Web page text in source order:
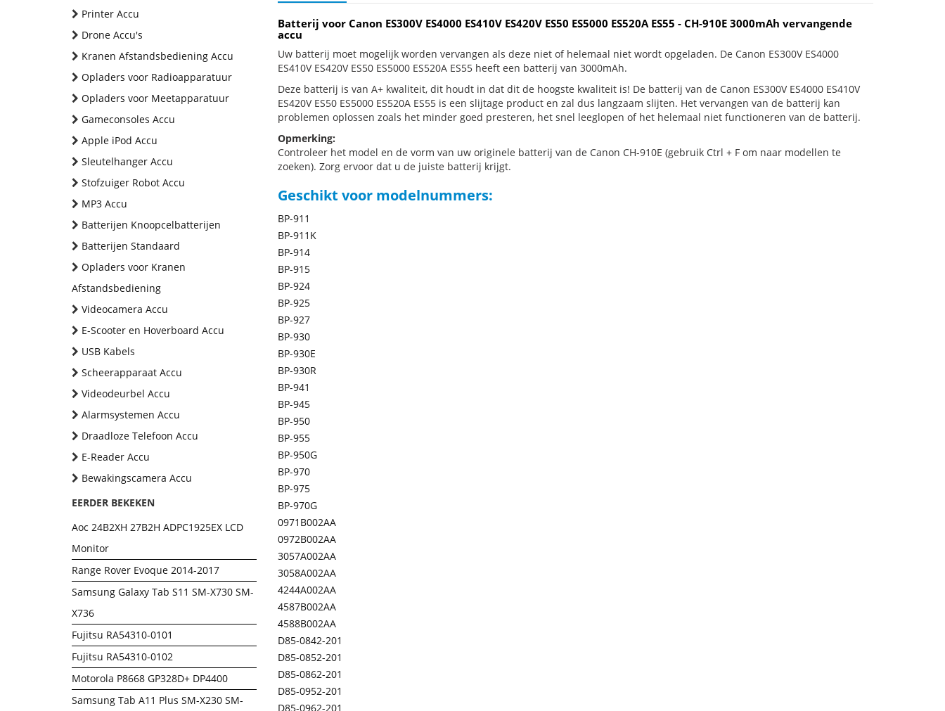
Printer Accu
Drone Accu's
Kranen Afstandsbediening Accu
Opladers voor Radioapparatuur
Opladers voor Meetapparatuur
Gameconsoles Accu
Apple iPod Accu
Sleutelhanger Accu
Stofzuiger Robot Accu
MP3 Accu
Batterijen Knoopcelbatterijen
Batterijen Standaard
Opladers voor Kranen
Afstandsbediening
Videocamera Accu
E-Scooter en Hoverboard Accu
USB Kabels
Scheerapparaat Accu
Videodeurbel Accu
Alarmsystemen Accu
Draadloze Telefoon Accu
E-Reader Accu
Bewakingscamera Accu
EERDER BEKEKEN
Aoc 24B2XH 27B2H ADPC1925EX LCD
Monitor
Range Rover Evoque 2014-2017
Samsung Galaxy Tab S11 SM-X730 SM-
X736
Fujitsu RA54310-0101
Fujitsu RA54310-0102
Motorola P8668 GP328D+ DP4400
Samsung Tab A11 Plus SM-X230 SM-
Batterij voor Canon ES300V ES4000 ES410V ES420V ES50 ES5000 ES520A ES55 - CH-910E 3000mAh vervangende
accu
Uw batterij moet mogelijk worden vervangen als deze niet of helemaal niet wordt opgeladen. De Canon ES300V ES4000
ES410V ES420V ES50 ES5000 ES520A ES55 heeft een batterij van 3000mAh.
Deze batterij is van A+ kwaliteit, dit houdt in dat dit de hoogste kwaliteit is! De batterij van de Canon ES300V ES4000 ES410V
ES420V ES50 ES5000 ES520A ES55 is een slijtage product en zal dus langzaam slijten. Het vervangen van de batterij kan
problemen oplossen zoals het minder goed presteren, het snel leeglopen of het helemaal niet functioneren van de batterij.
Opmerking:
Controleer het model en de vorm van uw originele batterij van de Canon CH-910E (gebruik Ctrl + F om naar modellen te
zoeken). Zorg ervoor dat u de juiste batterij krijgt.
Geschikt voor modelnummers:
BP-911
BP-911K
BP-914
BP-915
BP-924
BP-925
BP-927
BP-930
BP-930E
BP-930R
BP-941
BP-945
BP-950
BP-955
BP-950G
BP-970
BP-975
BP-970G
0971B002AA
0972B002AA
3057A002AA
3058A002AA
4244A002AA
4587B002AA
4588B002AA
D85-0842-201
D85-0852-201
D85-0862-201
D85-0952-201
D85-0962-201